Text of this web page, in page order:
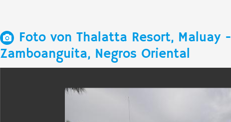
Foto von Thalatta Resort, Maluay -
Zamboanguita, Negros Oriental